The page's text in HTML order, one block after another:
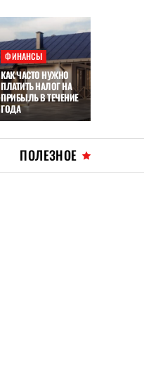
ФИНАНСЫ
КАК ЧАСТО НУЖНО
ПЛАТИТЬ НАЛОГ НА
ПРИБЫЛЬ В ТЕЧЕНИЕ
ГОДА
ПОЛЕЗНОЕ